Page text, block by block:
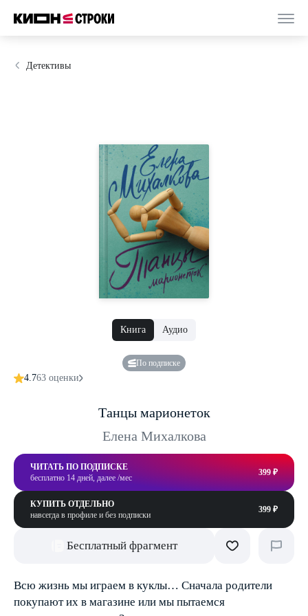
Детективы
Книга Аудио
По подписке
4.763 оценки
Танцы марионеток
Елена Михалкова
ЧИТАТЬ ПО ПОДПИСКЕ
бесплатно 14 дней, далее /мес
399 ₽
КУПИТЬ ОТДЕЛЬНО
навсегда в профиле и без подписки
399 ₽
Бесплатный фрагмент
Всю жизнь мы играем в куклы… Сначала родители
покупают их в магазине или мы пытаемся